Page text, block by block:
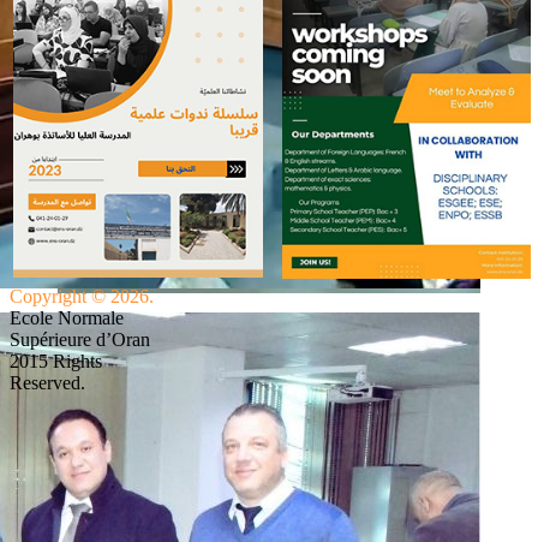
Copyright © 2026.
Ecole Normale
Supérieure d’Oran
2015 Rights
Reserved.